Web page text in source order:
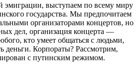
эмиграции, выступаем по всему миру
государства. Мы предпочитаем
организаторами концертов, но
дел, организация концерта —
кто умеет общаться с людьми,
деньги. Корпораты? Рассмотрим,
с путинским режимом.